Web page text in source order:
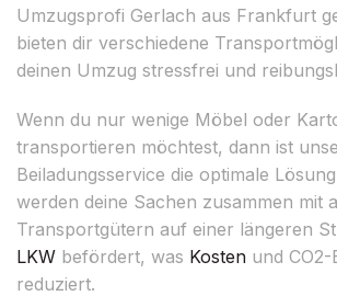
Umzugsprofi Gerlach aus Frankfurt
bieten dir verschiedene
deinen Umzug stressfrei und
Wenn du nur wenige Möbel oder
transportieren möchtest, dann ist
Beiladungsservice die optimale
werden deine Sachen zusammen mit
Transportgütern auf einer längeren
LKW befördert, was Kosten und CO2-
reduziert.